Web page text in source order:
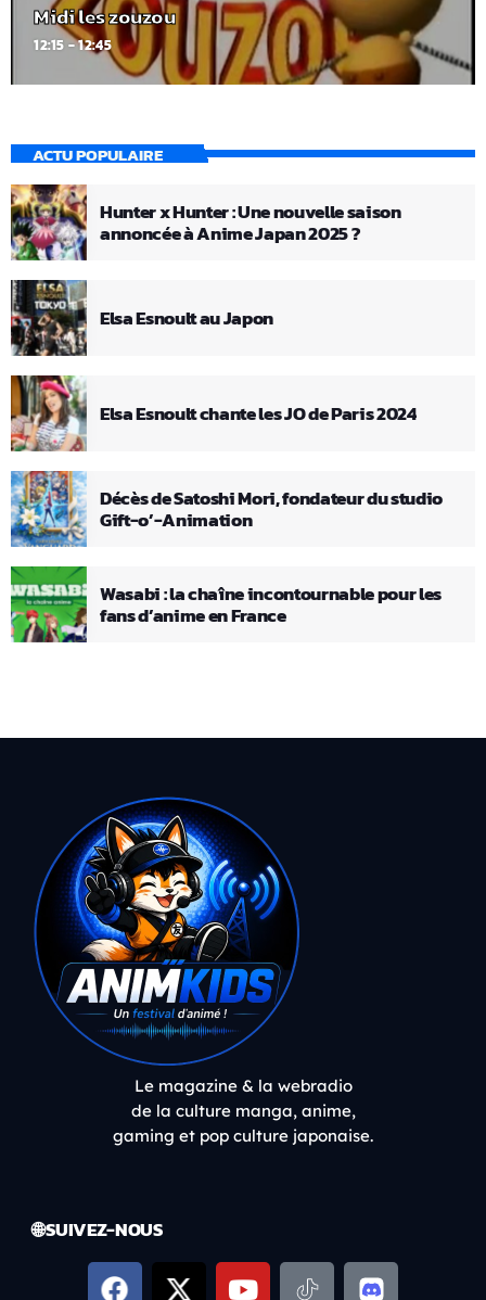
Midi les zouzou
12:15 - 12:45
ACTU POPULAIRE
Hunter x Hunter : Une nouvelle saison
annoncée à Anime Japan 2025 ?
Elsa Esnoult au Japon
Elsa Esnoult chante les JO de Paris 2024
Décès de Satoshi Mori, fondateur du studio
Gift-o’-Animation
Wasabi : la chaîne incontournable pour les
fans d’anime en France
Le magazine & la webradio
de la culture manga, anime,
gaming et pop culture japonaise.
🌐 SUIVEZ-NOUS